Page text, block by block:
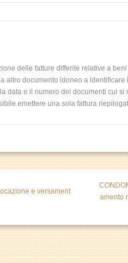
delle fatture differite relative a
altro documento idoneo a identificare
data e il numero dei documenti cui
emettere una sola fattura
e versament
amento